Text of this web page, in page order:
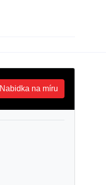
Nabidka na míru